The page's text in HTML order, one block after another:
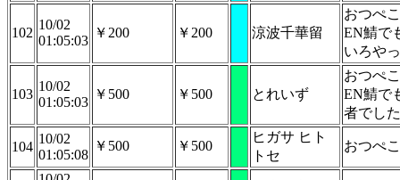
102
10/02
01:05:03
￥200 ￥200 涼波千華留
おつぺ
EN鯖で
いろや
103
10/02
01:05:03
￥500 ￥500 とれいず
おつぺ
EN鯖で
者でし
104
10/02
01:05:08
￥500 ￥500
ヒガサ ヒト
トセ
おつぺ